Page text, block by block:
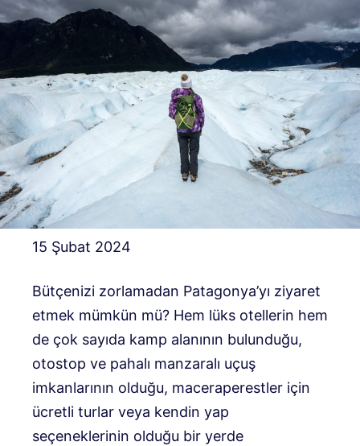
15 Şubat 2024
Bütçenizi zorlamadan Patagonya’yı ziyaret
etmek mümkün mü? Hem lüks otellerin hem
de çok sayıda kamp alanının bulunduğu,
otostop ve pahalı manzaralı uçuş
imkanlarının olduğu, maceraperestler için
ücretli turlar veya kendin yap
seçeneklerinin olduğu bir yerde